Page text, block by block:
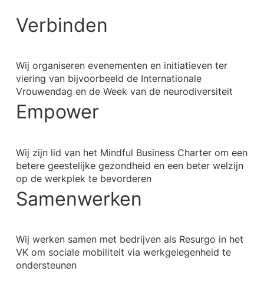
Verbinden
Wij organiseren evenementen en initiatieven ter
viering van bijvoorbeeld de Internationale
Vrouwendag en de Week van de neurodiversiteit
Empower
Wij zijn lid van het Mindful Business Charter om een
betere geestelijke gezondheid en een beter welzijn
op de werkplek te bevorderen
Samenwerken
Wij werken samen met bedrijven als Resurgo in het
VK om sociale mobiliteit via werkgelegenheid te
ondersteunen